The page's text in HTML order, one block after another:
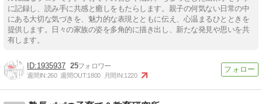
に記録し、読み手に共感と癒しをもたらします。親子の何気ない日常の中
にある大切な気づきを、魅力的な表現とともに伝え、心温まるひとときを
提供します。日々の家族の姿を多角的に描き出し、新たな発見や思いを共
有します。
1935937 25
週間IN:260 週間OUT:1800 月間IN:1220